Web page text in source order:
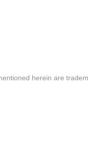
herein are